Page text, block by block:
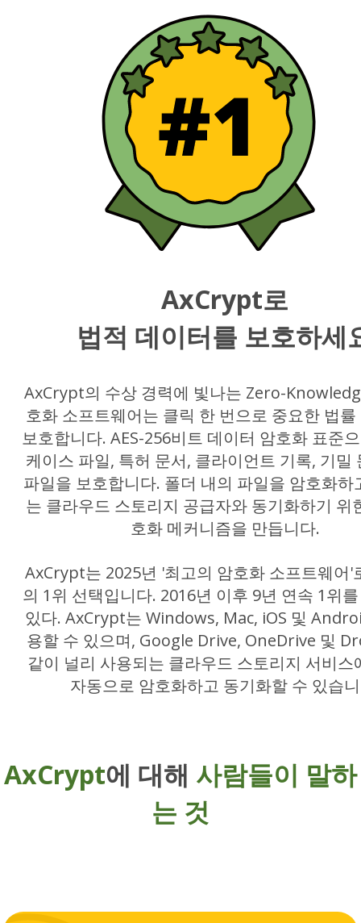
AxCrypt로
법적 데이터를 보호하세
AxCrypt의 수상 경력에 빛나는 Zero-
호화 소프트웨어는 클릭 한 번으로 중요한 법
보호합니다. AES-256비트 데이터 암호화 표준
케이스 파일, 특허 문서, 클라이언트 기록, 기밀
파일을 보호합니다. 폴더 내의 파일을 암호화하
는 클라우드 스토리지 공급자와 동기화하기 위
호화 메커니즘을 만듭니다.
AxCrypt는 2025년 '최고의 암호화 소프트웨어'
의 1위 선택입니다. 2016년 이후 9년 연속 1위
있다. AxCrypt는 Windows, Mac, iOS 및
용할 수 있으며, Google Drive, OneDrive 및
같이 널리 사용되는 클라우드 스토리지 서비스
자동으로 암호화하고 동기화할 수 있습
AxCrypt에 대해 사람들이 말하
는 것